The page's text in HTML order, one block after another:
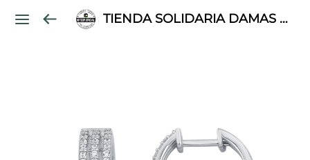
TIENDA SOLIDARIA DAMAS PALESTINAS